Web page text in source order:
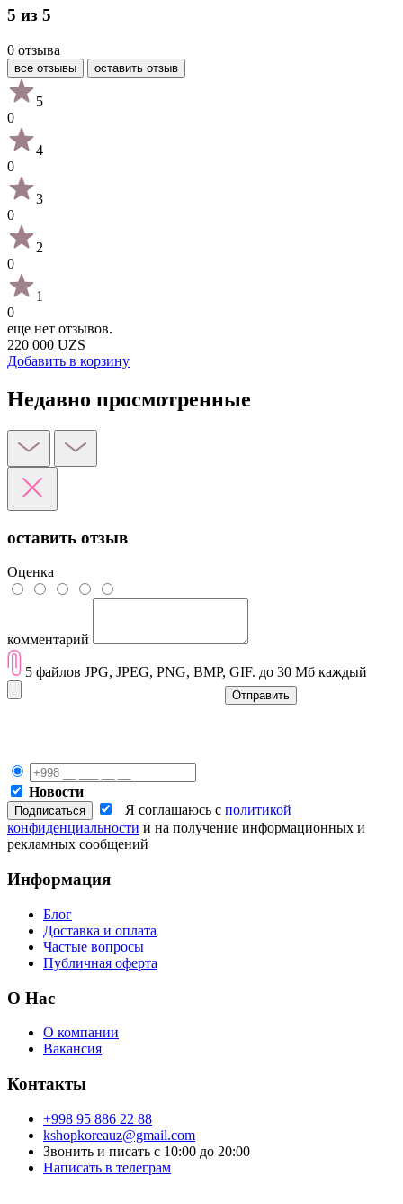
5 из 5
0 отзыва
все отзывы оставить отзыв
5
0
4
0
3
0
2
0
1
0
еще нет отзывов.
220 000 UZS
Добавить в корзину
Недавно просмотренные
оставить отзыв
Оценка
комментарий
5 файлов JPG, JPEG, PNG, BMP, GIF. до 30 Мб каждый
Отправить
Новости
Я соглашаюсь с политикой
конфиденциальности и на получение информационных и
рекламных сообщений
Информация
Блог
Доставка и оплата
Частые вопросы
Публичная оферта
О Нас
О компании
Вакансия
Контакты
+998 95 886 22 88
kshopkoreauz@gmail.com
Звонить и писать с 10:00 до 20:00
Написать в телеграм